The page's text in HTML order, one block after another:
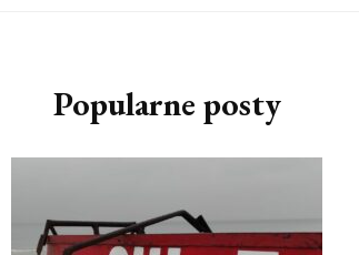
Popularne posty